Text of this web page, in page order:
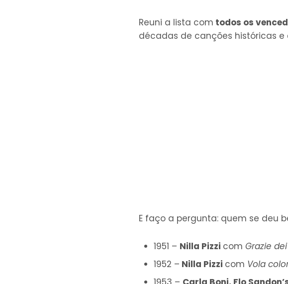
Reuni a lista com todos os
décadas de canções históricas
E faço a pergunta: quem se deu
1951 – Nilla Pizzi com Grazie
1952 – Nilla Pizzi com Vola